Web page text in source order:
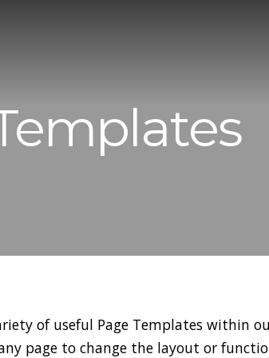
of useful Page Templates within
page to change the layout or